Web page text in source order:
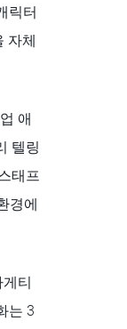
릭터
자체
애
텔링
태프
경에
티
는 3